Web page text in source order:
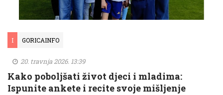
I GORICAINFO
20. travnja 2026. 13:39
Kako poboljšati život djeci i mladima:
Ispunite ankete i recite svoje mišljenje